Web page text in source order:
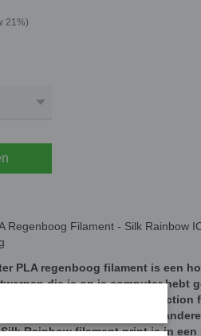
21%)
Regenboog Filament - Silk Rainbow
PLA regenboog filament is een
die je op je computer hebt
jou favoriete film karakters/
Technische onderdelen of
Rainbow filament print je in